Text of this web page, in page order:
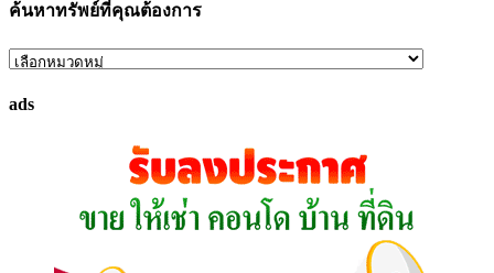
ค้นหาทรัพย์ที่คุณต้องการ
ค้นหา
ที่
ads